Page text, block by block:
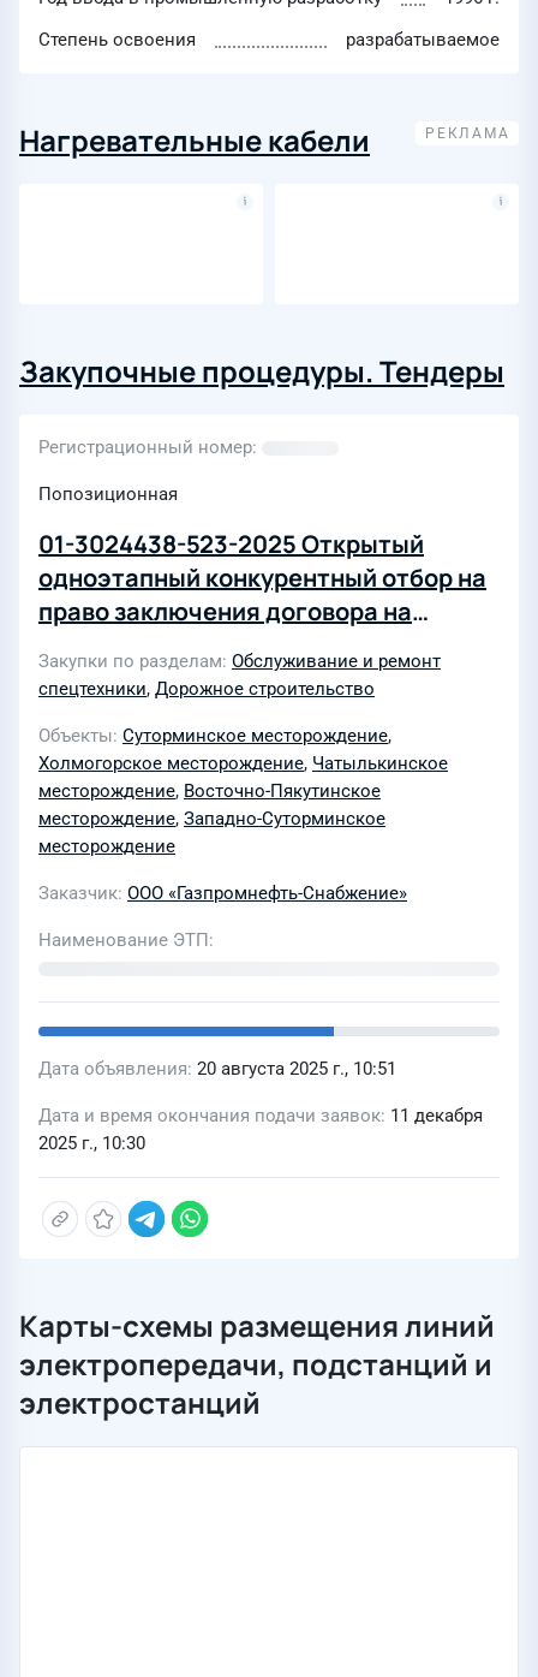
Степень освоения
разрабатываемое
Нагревательные кабели
Закупочные процедуры. Тендеры
Регистрационный номер
Попозиционная
01-3024438-523-2025 Открытый
одноэтапный конкурентный отбор на
право заключения договора на
оказание услуг по обслуживанию и
содержанию автомобильных дорог
Закупки по разделам Обслуживание и ремонт
спецтехники, Дорожное строительство
Объекты Суторминское месторождение,
Холмогорское месторождение, Чатылькинское
месторождение, Восточно-Пякутинское
месторождение, Западно-Суторминское
месторождение
Заказчик ООО «Газпромнефть-Снабжение»
Наименование ЭТП
Дата объявления 20 августа 2025 г., 10:51
Дата и время окончания подачи заявок 11 декабря
2025 г., 10:30
Карты-схемы размещения линий
электропередачи, подстанций и
электростанций